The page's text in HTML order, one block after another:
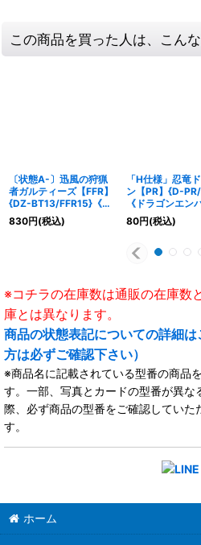
この商品を買った人は、こん
〔状態A-〕迅風の狩猟
者ガルティーズ【FFR】
{DZ-BT13/FFR15}《ス
トイケイア》
830円(税込)
「H仕様」忍竜
ン【PR】{D-
《ドラゴンエン
80円(税込)
※コチラの在庫数は通販の在庫数
庫とは異なります。
商品の状態表記についての詳細
方は必ずご確認下さい）
※商品名に記載されている型番の商品
す。一部、写真とカードの型番が異
際、必ず商品の型番をご確認していた
す。
ホーム